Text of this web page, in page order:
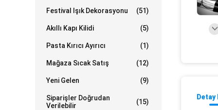
Festival Işık Dekorasyonu (51)
Akıllı Kapı Kilidi (5)
Pasta Kırıcı Ayırıcı (1)
Mağaza Sıcak Satış (12)
Yeni Gelen (9)
Siparişler Doğrudan
Verilebilir
(15)
Detay